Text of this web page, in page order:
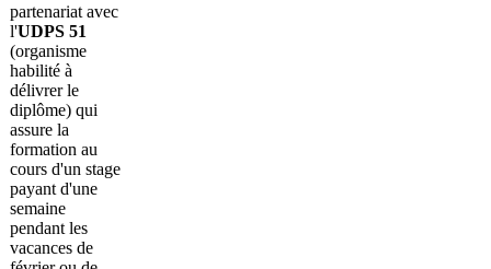
partenariat avec
l'UDPS 51
(organisme
habilité à
délivrer le
diplôme) qui
assure la
formation au
cours d'un stage
payant d'une
semaine
pendant les
vacances de